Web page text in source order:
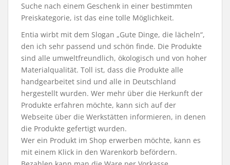
Suche nach einem Geschenk in einer bestimmten
Preiskategorie, ist das eine tolle Möglichkeit.
Entia wirbt mit dem Slogan „Gute Dinge, die lächeln“,
den ich sehr passend und schön finde. Die Produkte
sind alle umweltfreundlich, ökologisch und von hoher
Materialqualität. Toll ist, dass die Produkte alle
handgearbeitet sind und alle in Deutschland
hergestellt wurden. Wer mehr über die Herkunft der
Produkte erfahren möchte, kann sich auf der
Webseite über die Werkstätten informieren, in denen
die Produkte gefertigt wurden.
Wer ein Produkt im Shop erwerben möchte, kann es
mit einem Klick in den Warenkorb befördern.